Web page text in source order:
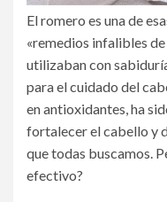
El romero es una de
«remedios infalibles de
utilizaban con
para el cuidado del
en antioxidantes, ha
fortalecer el cabello y
que todas buscamos.
efectivo?